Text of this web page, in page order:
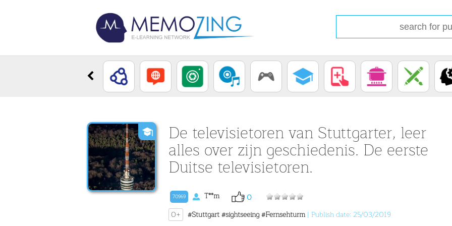
De televisietoren van Stuttgarter, leer
alles over zijn geschiedenis. De eerste
Duitse televisietoren.
70969 T**m
0
0+
#Stuttgart#sightseeing#Fernsehturm | Publish date: 25/03/2019